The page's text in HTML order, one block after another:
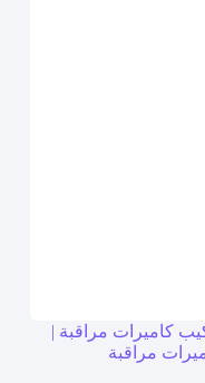
| فني تركيب كاميرات مراقبة |
مراقبة